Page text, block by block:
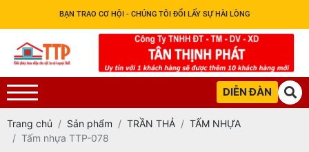
BẠN TRAO CƠ HỘI - CHÚNG TÔI ĐỔI LẤY SỰ HÀI LÒNG
DIỄN ĐÀN
Trang chủ Sản phẩm TRẦN THẢ
TẤM NHỰA
Tấm nhựa TTP-078